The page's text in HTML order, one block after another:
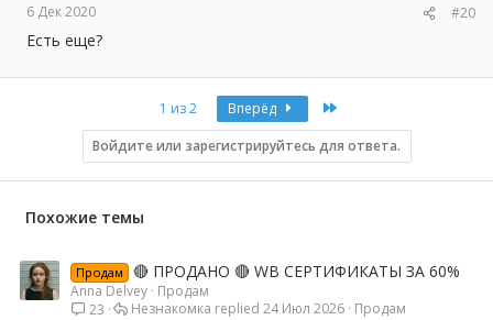
6 Дек 2020 #20
Есть еще?
1 из 2 Вперёд
Войдите или зарегистрируйтесь для ответа.
Похожие темы
Продам 🔴 ПРОДАНО 🔴 WB СЕРТИФИКАТЫ ЗА 60%
Anna Delvey Продам
23
Продам
24 Июл 2026
Незнакомка